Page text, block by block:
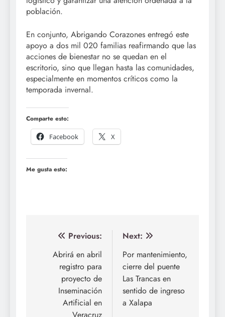
población.
En conjunto, Abrigando Corazones entregó este
apoyo a dos mil 020 familias reafirmando que las
acciones de bienestar no se quedan en el
escritorio, sino que llegan hasta las comunidades,
especialmente en momentos críticos como la
temporada invernal.
Comparte esto:
Facebook
X
Me gusta esto:
Navegación
entradas
Previous:
Abrirá en abril
registro para
proyecto de
Inseminación
Artificial en
Veracruz
Next:
Por mantenimiento,
cierre del puente
Las Trancas en
sentido de ingreso
a Xalapa